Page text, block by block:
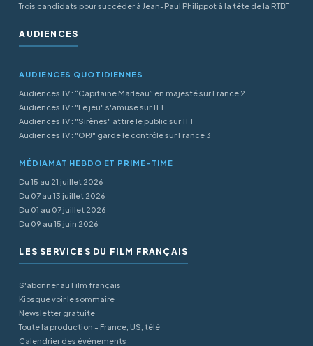
Trois candidats pour succéder à Jean-Paul Philippot à la tête de la RTBF
AUDIENCES
AUDIENCES QUOTIDIENNES
Audiences TV : “Capitaine Marleau” en majesté sur France 2
Audiences TV : "Le jeu" s'amuse sur TF1
Audiences TV : "Sirènes" attire le public sur TF1
Audiences TV : "OPJ" garde le contrôle sur France 3
MÉDIAMAT HEBDO ET PRIME-TIME
Du 15 au 21 juillet 2026
Du 07 au 13 juillet 2026
Du 01 au 07 juillet 2026
Du 09 au 15 juin 2026
LES SERVICES DU FILM FRANÇAIS
S'abonner au Film français
Kiosque voir le sommaire
Newsletter gratuite
Toute la production - France, US, télé
Calendrier des événements